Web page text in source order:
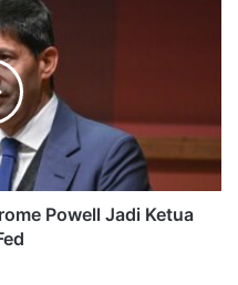
Powell Jadi Ketua